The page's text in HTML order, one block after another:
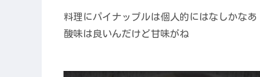
料理にパイナップルは個人的にはなしかなあ
酸味は良いんだけど甘味がね